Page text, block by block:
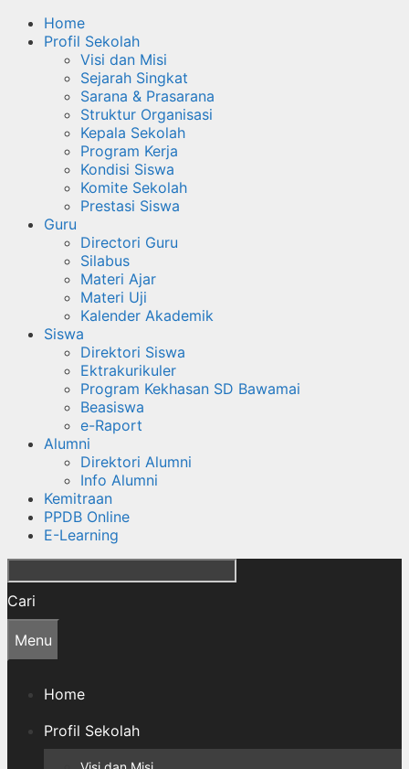
Home
Profil Sekolah
Visi dan Misi
Sejarah Singkat
Sarana & Prasarana
Struktur Organisasi
Kepala Sekolah
Program Kerja
Kondisi Siswa
Komite Sekolah
Prestasi Siswa
Guru
Directori Guru
Silabus
Materi Ajar
Materi Uji
Kalender Akademik
Siswa
Direktori Siswa
Ektrakurikuler
Program Kekhasan SD Bawamai
Beasiswa
e-Raport
Alumni
Direktori Alumni
Info Alumni
Kemitraan
PPDB Online
E-Learning
Cari
Menu
Home
Profil Sekolah